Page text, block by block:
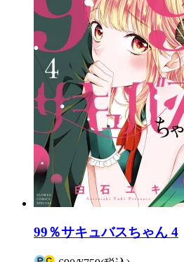
99％サキュバスちゃん 4